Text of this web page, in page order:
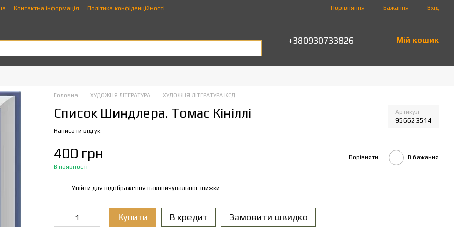
Контактна інформація Політика конфіденційності Порівняння Бажання Вхід
+380930733826 Мій кошик
Головна ХУДОЖНЯ ЛІТЕРАТУРА ХУДОЖНЯ ЛІТЕРАТУРА КСД
Список Шиндлера. Томас Кініллі Артикул
956623514
Написати відгук
400 грн
В наявності
Порівняти В бажання
Увійти для відображення накопичувальної знижки
Купити В кредит Замовити швидко